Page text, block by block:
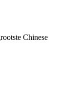
Chinese